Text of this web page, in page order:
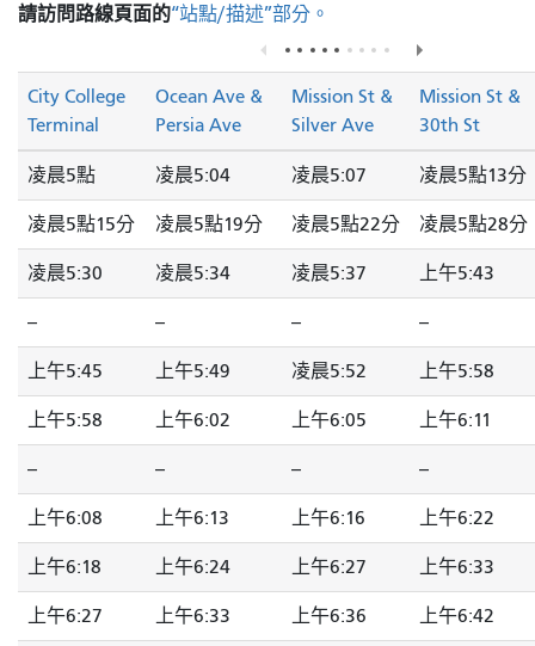
請訪問路線頁面的“站點/描述”部分。
City College
Terminal
Ocean Ave &
Persia Ave
Mission St &
Silver Ave
Mission St &
30th St
凌晨5點 凌晨5:04 凌晨5:07 凌晨5點13分
凌晨5點15分 凌晨5點19分 凌晨5點22分 凌晨5點28分
凌晨5:30 凌晨5:34 凌晨5:37 上午5:43
-- -- -- --
上午5:45 上午5:49 凌晨5:52 上午5:58
上午5:58 上午6:02 上午6:05 上午6:11
-- -- -- --
上午6:08 上午6:13 上午6:16 上午6:22
上午6:18 上午6:24 上午6:27 上午6:33
上午6:27 上午6:33 上午6:36 上午6:42